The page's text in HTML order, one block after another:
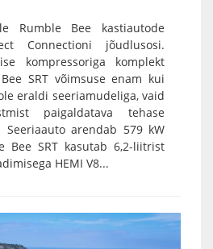
Rumble Bee kastiautode
Connectioni jõudlusosi.
kompressoriga komplekt
SRT võimsuse enam kui
eraldi seeriamudeliga, vaid
paigaldatava tehase
Seeriaauto arendab 579 kW
Bee SRT kasutab 6,2-liitrist
HEMI V8...